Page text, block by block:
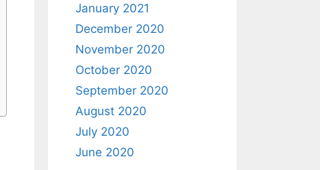
January 2021
December 2020
November 2020
October 2020
September 2020
August 2020
July 2020
June 2020